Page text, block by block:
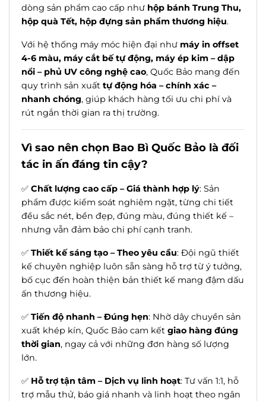
dòng sản phẩm cao cấp như hộp bánh Trung Thu,
hộp quà Tết, hộp đựng sản phẩm thương hiệu.
Với hệ thống máy móc hiện đại như máy in offset
4-6 màu, máy cắt bế tự động, máy ép kim – dập
nổi – phủ UV công nghệ cao, Quốc Bảo mang đến
quy trình sản xuất tự động hóa – chính xác –
nhanh chóng, giúp khách hàng tối ưu chi phí và
rút ngắn thời gian ra thị trường.
Vì sao nên chọn Bao Bì Quốc Bảo là đối
tác in ấn đáng tin cậy?
✅ Chất lượng cao cấp – Giá thành hợp lý: Sản
phẩm được kiểm soát nghiêm ngặt, từng chi tiết
đều sắc nét, bền đẹp, đúng màu, đúng thiết kế –
nhưng vẫn đảm bảo chi phí cạnh tranh.
✅ Thiết kế sáng tạo – Theo yêu cầu: Đội ngũ thiết
kế chuyên nghiệp luôn sẵn sàng hỗ trợ từ ý tưởng,
bố cục đến hoàn thiện bản thiết kế mang đậm dấu
ấn thương hiệu.
✅ Tiến độ nhanh – Đúng hẹn: Nhờ dây chuyền sản
xuất khép kín, Quốc Bảo cam kết giao hàng đúng
thời gian, ngay cả với những đơn hàng số lượng
lớn.
✅ Hỗ trợ tận tâm – Dịch vụ linh hoạt: Tư vấn 1:1, hỗ
trợ mẫu thử, báo giá nhanh và linh hoạt theo ngân